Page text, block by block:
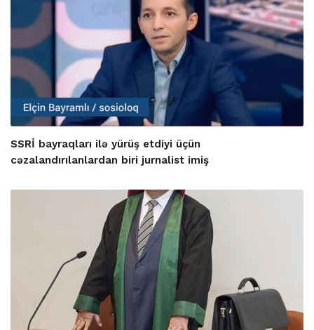
SSRİ bayraqları ilə yürüş etdiyi üçün
cəzalandırılanlardan biri jurnalist imiş